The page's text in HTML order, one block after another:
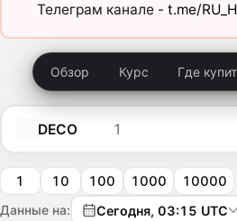
Телеграм канале - t.me/
Обзор Курс Где
DECO
1 10 100 1000 10000
Данные на: Сегодня, 03:15 UTC